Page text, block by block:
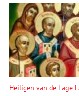
Heiligen van de Lage